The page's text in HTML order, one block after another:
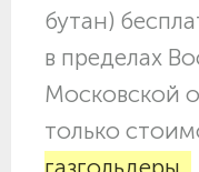
бутан)
в пределах
Московской
только